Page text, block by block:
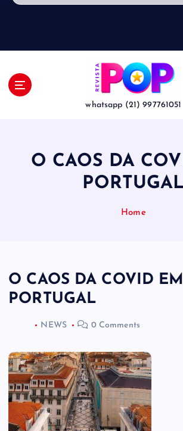
whatsapp (21) 997761051
O CAOS DA
PORTUGAL
Home
O CAOS DA COVID EM
PORTUGAL
NEWS 0 Comments